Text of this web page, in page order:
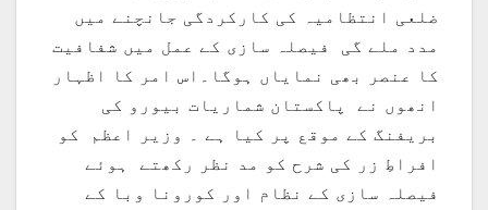
ضلعی انتظامیہ کی کارکردگی جانچنے میں
مدد ملے گی فیصلہ سازی کے عمل میں شفافیت
کا عنصر بھی نمایاں ہوگا۔اس امر کا اظہار
انھوں نے پاکستان شماریات بیورو کی
بریفنگ کے موقع پر کیا ہے ۔ وزیر اعظم کو
افراطِ زر کی شرح کو مد نظر رکھتے ہوئے
فیصلہ سازی کے نظام اور کورونا وبا کے